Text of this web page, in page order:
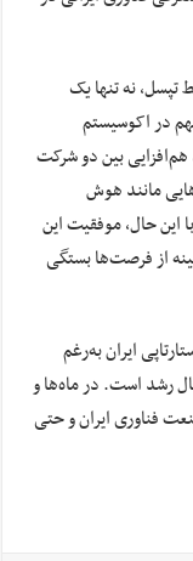
نه تنها یک
در اکوسیستم
هم‌افزایی بین دو شرکت
مانند هوش
این حال، موفقیت این
از فرصت‌ها بستگی
ایران به‌رغم
رشد است. در ماه‌ها و
فناوری ایران و حتی